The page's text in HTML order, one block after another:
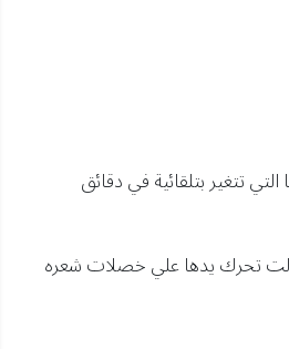
تتغير بتلقائية في دقائق
تحرك يدها علي خصلات شعره